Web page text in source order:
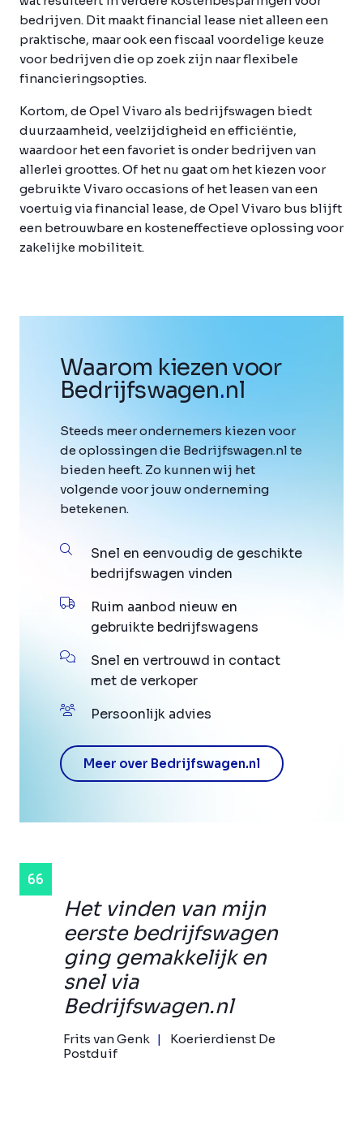
bedrijven. Dit maakt financial lease niet alleen een
praktische, maar ook een fiscaal voordelige keuze
voor bedrijven die op zoek zijn naar flexibele
financieringsopties.
Kortom, de Opel Vivaro als bedrijfswagen biedt
duurzaamheid, veelzijdigheid en efficiëntie,
waardoor het een favoriet is onder bedrijven van
allerlei groottes. Of het nu gaat om het kiezen voor
gebruikte Vivaro occasions of het leasen van een
voertuig via financial lease, de Opel Vivaro bus blijft
een betrouwbare en kosteneffectieve oplossing voor
zakelijke mobiliteit.
Het vinden van mijn
eerste bedrijfswagen
ging gemakkelijk en
snel via
Bedrijfswagen.nl
Frits van Genk
Koerierdienst De
Postduif
Waarom kiezen voor
Bedrijfswagen.nl
Steeds meer ondernemers kiezen voor
de oplossingen die Bedrijfswagen.nl te
bieden heeft. Zo kunnen wij het
volgende voor jouw onderneming
betekenen.
Snel en eenvoudig de geschikte
bedrijfswagen vinden
Ruim aanbod nieuw en
gebruikte bedrijfswagens
Snel en vertrouwd in contact
met de verkoper
Persoonlijk advies
Meer over Bedrijfswagen.nl